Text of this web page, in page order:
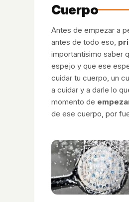
Cuerpo
Antes de empezar a
antes de todo eso,
importantísimo saber
espejo y que ese
cuidar tu cuerpo, un
a cuidar y a darle lo
momento de
de ese cuerpo, por